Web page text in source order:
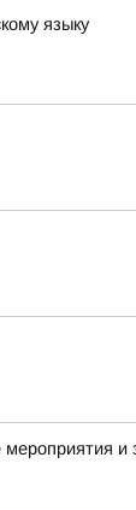
языку
и